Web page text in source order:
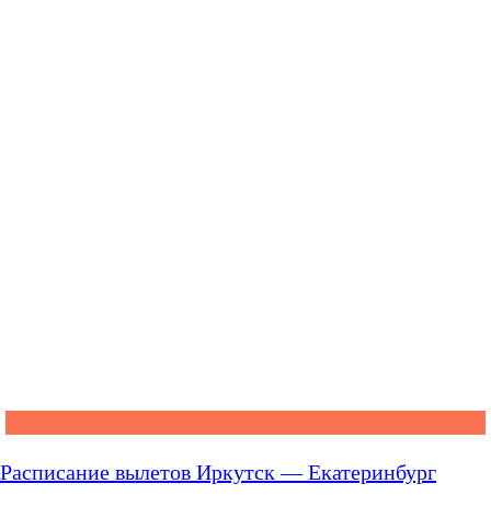
Расписание вылетов Иркутск — Екатеринбург